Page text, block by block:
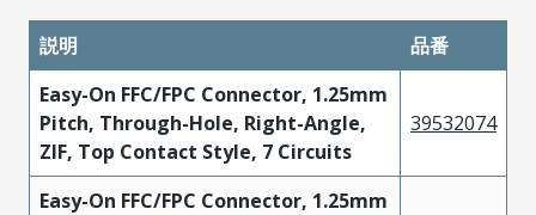
説明
品番
Easy-On FFC/FPC Connector, 1.25mm
Pitch, Through-Hole, Right-Angle,
ZIF, Top Contact Style, 7 Circuits
39532074
Easy-On FFC/FPC Connector, 1.25mm